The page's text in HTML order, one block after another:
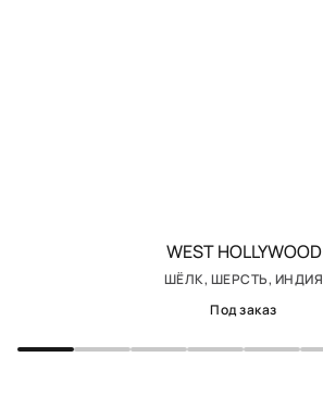
WEST HOLLYWOOD
ШЁЛК, ШЕРСТЬ, ИНДИЯ
Под заказ